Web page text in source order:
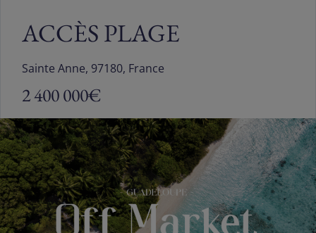
ACCÈS PLAGE
Sainte Anne, 97180, France
2 400 000€